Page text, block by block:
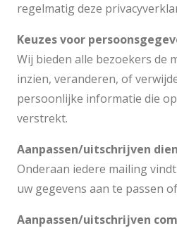
regelmatig deze
Keuzes voor
Wij bieden alle bezoekers de
inzien, veranderen, of
persoonlijke informatie die
verstrekt.
Aanpassen/uitschrijven
Onderaan iedere mailing
uw gegevens aan te passen
Aanpassen/uitschrijven